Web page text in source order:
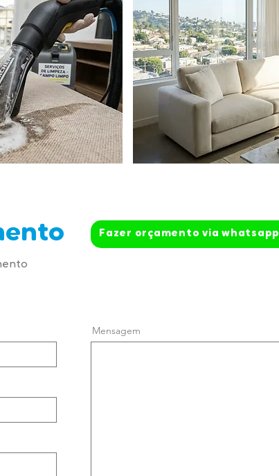
Fazer orçamento via whatsapp
Mensagem